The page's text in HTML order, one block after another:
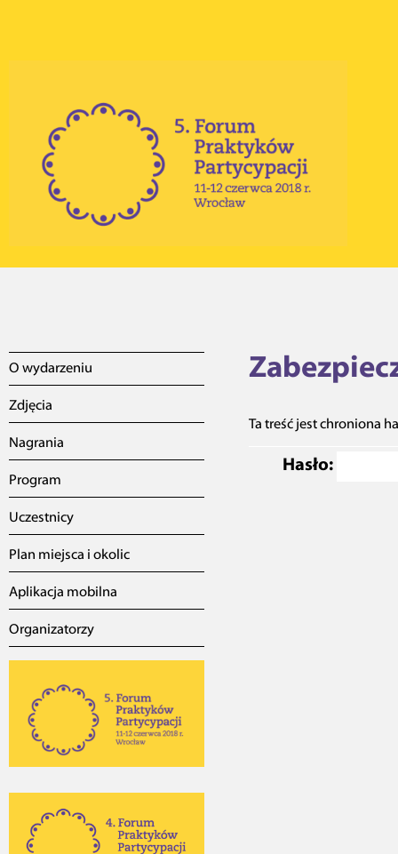
O wydarzeniu
Zdjęcia
Nagrania
Program
Uczestnicy
Plan miejsca i okolic
Aplikacja mobilna
Organizatorzy
Ta treść jest chroniona
Hasło: